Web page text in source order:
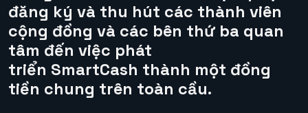
đăng ký và thu hút các thành viên
cộng đồng và các bên thứ ba quan
tâm đến việc phát
triển SmartCash thành một đồng
tiền chung trên toàn cầu.